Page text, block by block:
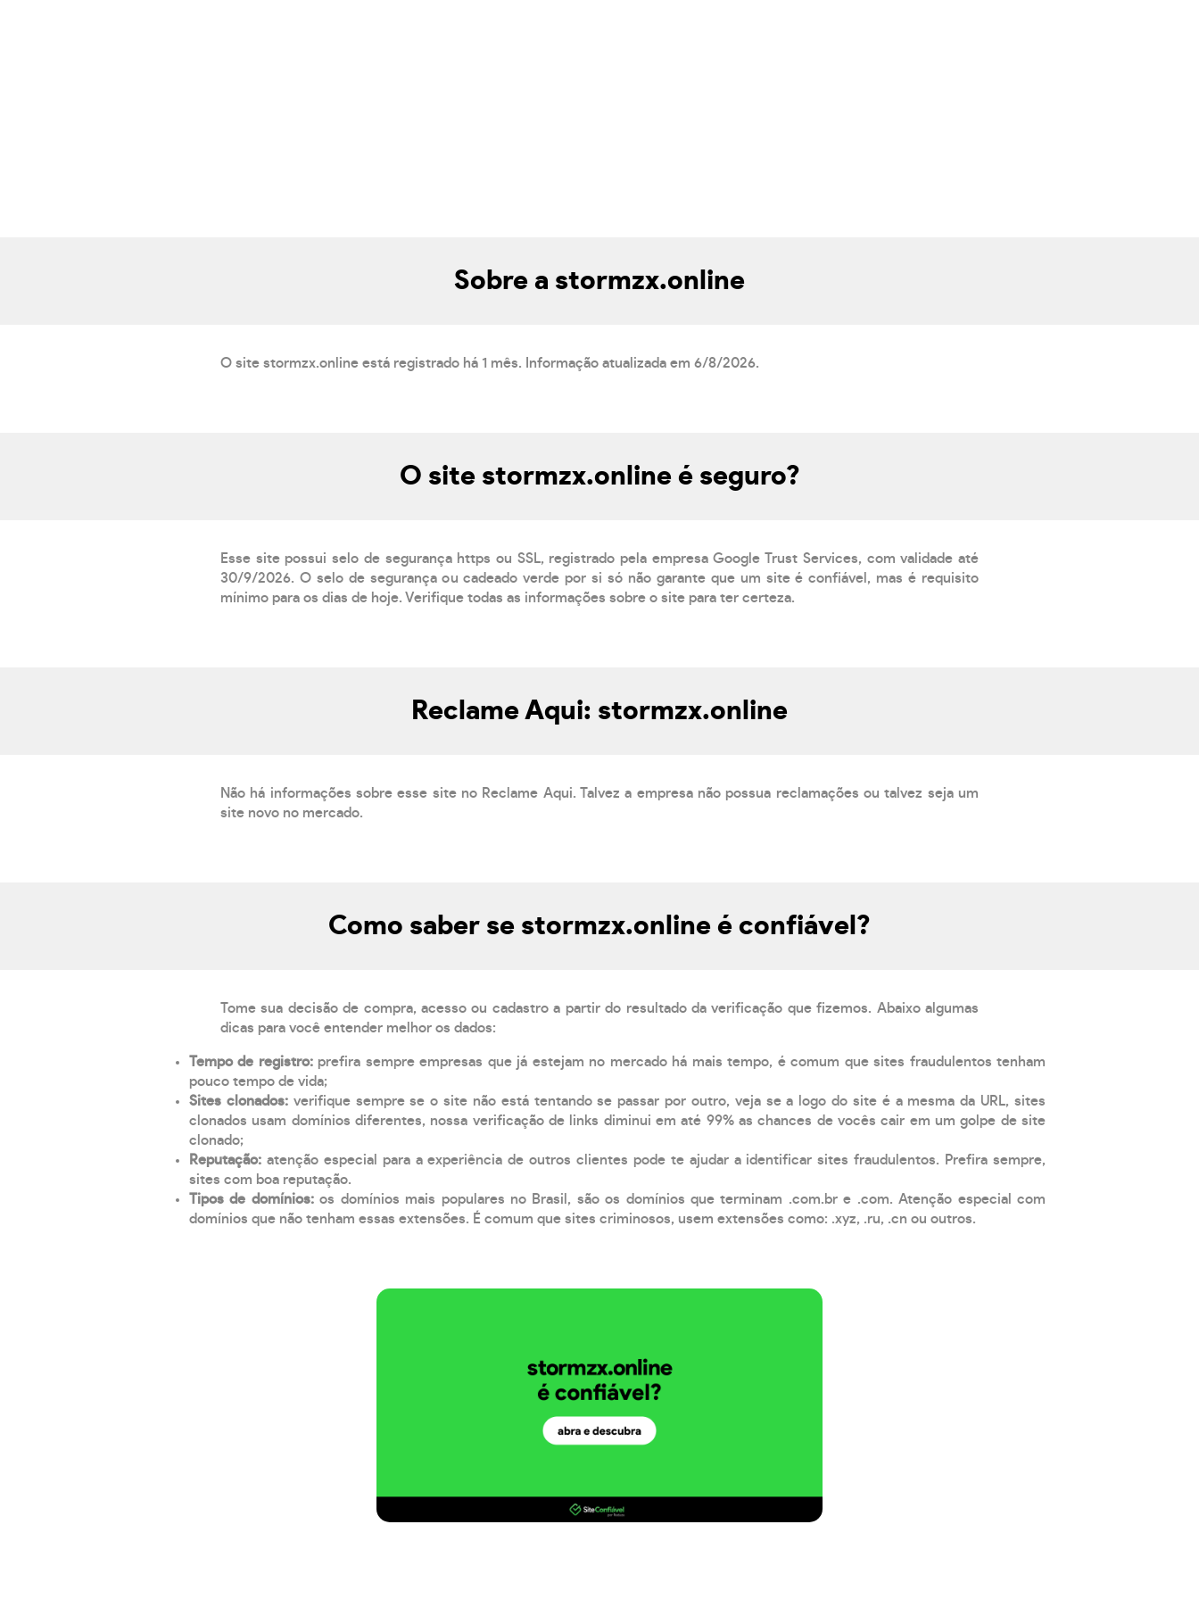
Sobre a stormzx.online
O site stormzx.online está registrado há 1 mês. Informação atualizada em 6/8/2026.
O site stormzx.online é seguro?
Esse site possui selo de segurança https ou SSL, registrado pela empresa Google Trust Services, com validade até
30/9/2026. O selo de segurança ou cadeado verde por si só não garante que um site é confiável, mas é requisito
mínimo para os dias de hoje. Verifique todas as informações sobre o site para ter certeza.
Reclame Aqui: stormzx.online
Não há informações sobre esse site no Reclame Aqui. Talvez a empresa não possua reclamações ou talvez seja um
site novo no mercado.
Como saber se stormzx.online é confiável?
Tome sua decisão de compra, acesso ou cadastro a partir do resultado da verificação que fizemos. Abaixo algumas
dicas para você entender melhor os dados:
Tempo de registro: prefira sempre empresas que já estejam no mercado há mais tempo, é comum que sites fraudulentos tenham
pouco tempo de vida;
Sites clonados: verifique sempre se o site não está tentando se passar por outro, veja se a logo do site é a mesma da URL, sites
clonados usam domínios diferentes, nossa verificação de links diminui em até 99% as chances de vocês cair em um golpe de site
clonado;
Reputação: atenção especial para a experiência de outros clientes pode te ajudar a identificar sites fraudulentos. Prefira sempre,
sites com boa reputação.
Tipos de domínios:os domínios mais populares no Brasil, são os domínios que terminam .com.br e .com. Atenção especial com
domínios que não tenham essas extensões. É comum que sites criminosos, usem extensões como: .xyz, .ru, .cn ou outros.